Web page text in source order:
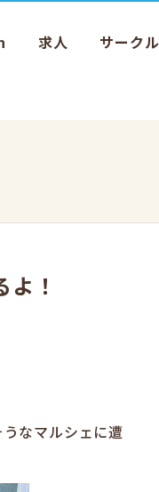
求人 サークル
！
なマルシェに遭